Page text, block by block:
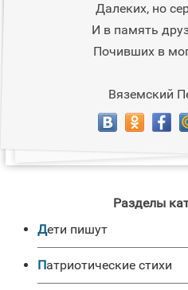
Далеких, но
И в память
Почивших в
Вяземский
Разделы
Дети пишут
Патриотические стихи